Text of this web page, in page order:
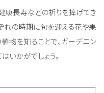
康長寿などの祈りを捧げてき
れの時期に旬を迎える花や果
物を知ることで、ガーデニン
いかがでしょう。